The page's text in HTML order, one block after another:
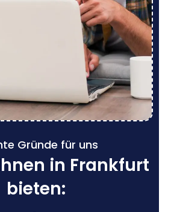
Gründe für uns
in Frankfurt
bieten: